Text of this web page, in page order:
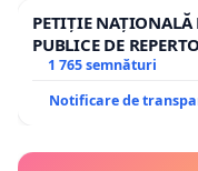
PETIȚIE NAȚIONALĂ
PUBLICE DE
1 765 semnături
Notificare de